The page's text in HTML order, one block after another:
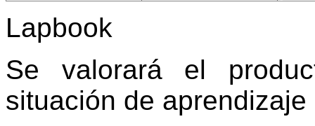
Lapbook
Se valorará el
situación de aprendizaje